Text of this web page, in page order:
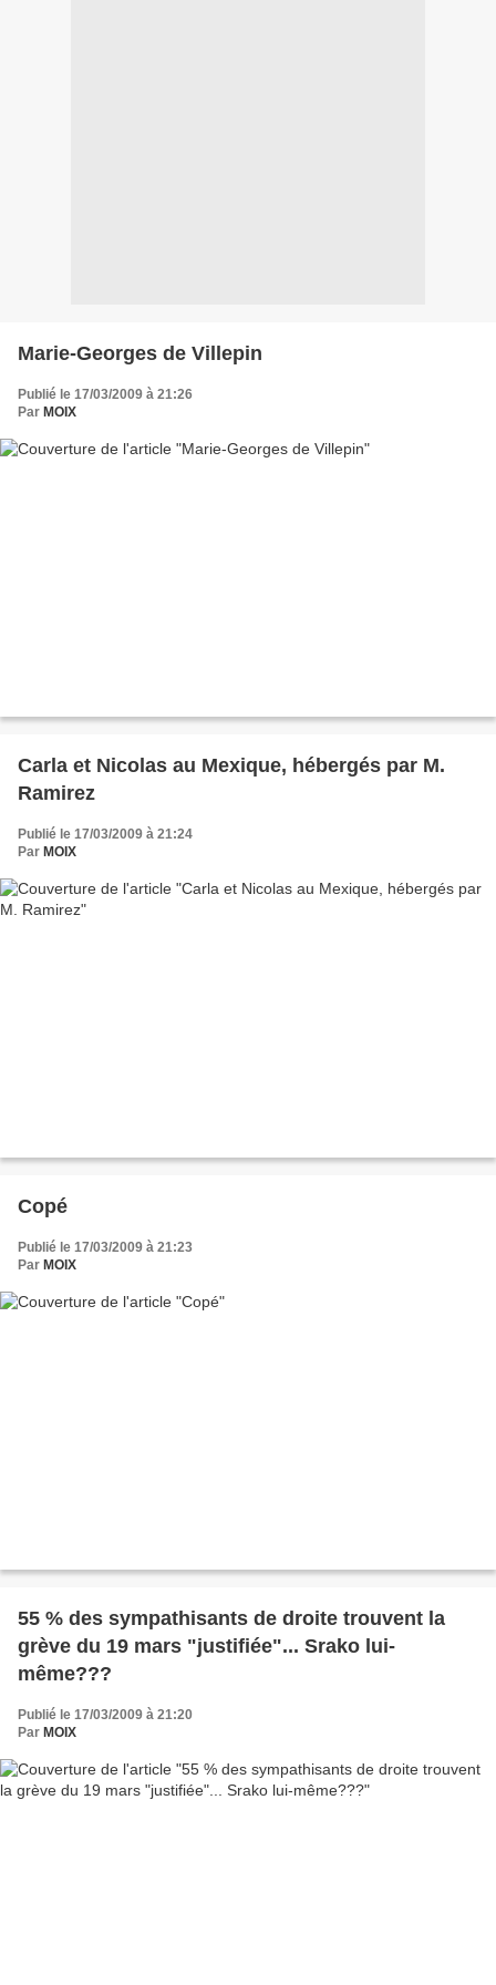
Marie-Georges de Villepin
Publié le 17/03/2009 à 21:26
Par MOIX
Carla et Nicolas au Mexique, hébergés par M.
Ramirez
Publié le 17/03/2009 à 21:24
Par MOIX
Copé
Publié le 17/03/2009 à 21:23
Par MOIX
55 % des sympathisants de droite trouvent la
grève du 19 mars "justifiée"... Srako lui-
même???
Publié le 17/03/2009 à 21:20
Par MOIX